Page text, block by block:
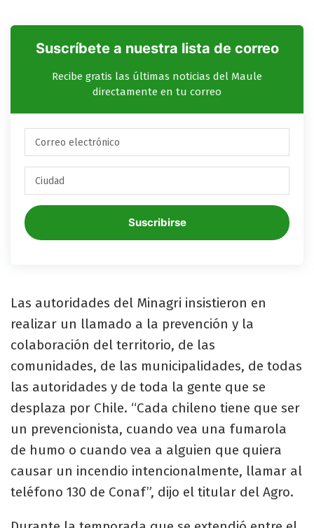
Suscríbete a nuestra lista de correo
Recibe gratis las últimas noticias del Maule
directamente en tu correo
Suscribirse
Las autoridades del Minagri insistieron en
realizar un llamado a la prevención y la
colaboración del territorio, de las
comunidades, de las municipalidades, de todas
las autoridades y de toda la gente que se
desplaza por Chile. “Cada chileno tiene que ser
un prevencionista, cuando vea una fumarola
de humo o cuando vea a alguien que quiera
causar un incendio intencionalmente, llamar al
teléfono 130 de Conaf”, dijo el titular del Agro.